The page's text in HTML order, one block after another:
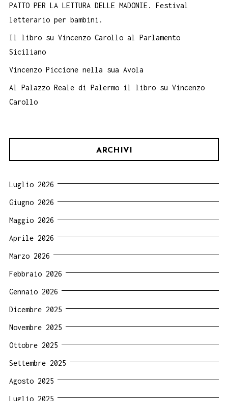
PATTO PER LA LETTURA DELLE MADONIE. Festival
letterario per bambini.
Il libro su Vincenzo Carollo al Parlamento
Siciliano
Vincenzo Piccione nella sua Avola
Al Palazzo Reale di Palermo il libro su Vincenzo
Carollo
ARCHIVI
Luglio 2026
Giugno 2026
Maggio 2026
Aprile 2026
Marzo 2026
Febbraio 2026
Gennaio 2026
Dicembre 2025
Novembre 2025
Ottobre 2025
Settembre 2025
Agosto 2025
Luglio 2025